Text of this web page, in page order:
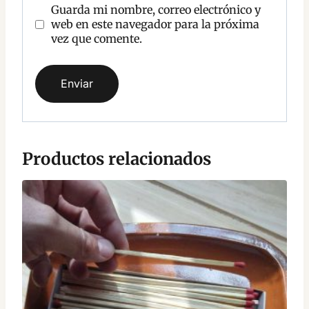
Guarda mi nombre, correo electrónico y
web en este navegador para la próxima
vez que comente.
Productos relacionados